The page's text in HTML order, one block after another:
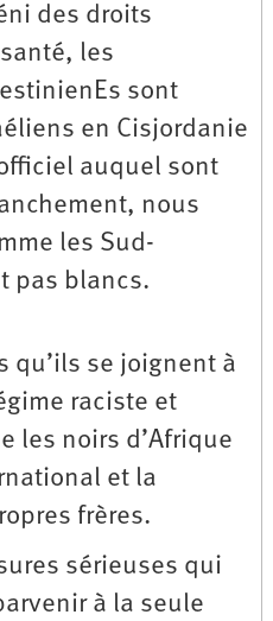
des droits
les
sont
en Cisjordanie
auquel sont
nous
les Sud-
pas blancs.
qu’ils se joignent à
raciste et
les noirs d’Afrique
et la
frères.
sérieuses qui
à la seule